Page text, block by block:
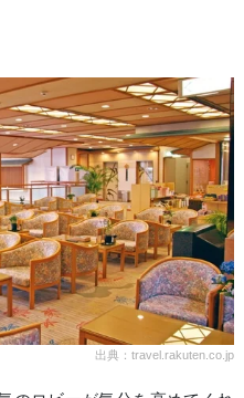
出典：travel.rakuten.co.jp